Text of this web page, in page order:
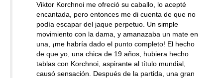
Viktor Korchnoi me ofreció su caballo, lo acepté
encantada, pero entonces me di cuenta de que no
podía escapar del jaque perpetuo. Un simple
movimiento con la dama, y amanazaba un mate en
una, ¡me habría dado el punto completo! El hecho
de que yo, una chica de 19 años, hubiera hecho
tablas con Korchnoi, aspirante al título mundial,
causó sensación. Después de la partida, una gran